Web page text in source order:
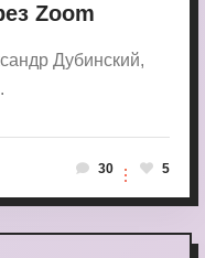
Zoom
Дубинский,
30 5